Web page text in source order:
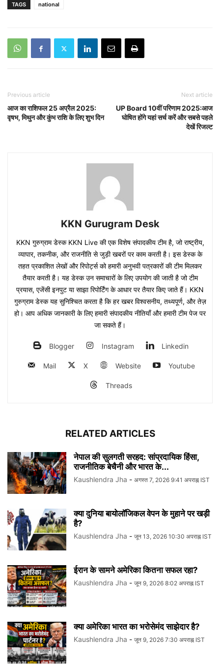
TAGS national
Previous article
आज का राशिफल 25 अप्रैल 2025:
वृषभ, मिथुन और कुंभ राशि के लिए शुभ दिन
Next article
UP Board 10वीं परिणाम 2025:आज
घोषित होंगे यहां सर्च करें और सबसे पहले
देखें रिजल्ट
KKN Gurugram Desk
KKN गुरुग्राम डेस्क KKN Live की एक विशेष संपादकीय टीम है, जो राष्ट्रीय,
व्यापार, तकनीक, और राजनीति से जुड़ी खबरों पर काम करती है। इस डेस्क के
तहत प्रकाशित लेखों और रिपोर्ट्स को हमारी अनुभवी पत्रकारों की टीम मिलकर
तैयार करती है। यह डेस्क उन समाचारों के लिए उपयोग की जाती है जो टीम
प्रयास, एजेंसी इनपुट या साझा रिपोर्टिंग के आधार पर तैयार किए जाते हैं। KKN
गुरुग्राम डेस्क यह सुनिश्चित करता है कि हर खबर विश्वसनीय, तथ्यपूर्ण, और तेज़
हो। आप अधिक जानकारी के लिए हमारी संपादकीय नीतियाँ और हमारी टीम पेज पर
जा सकते हैं।
Blogger Instagram Linkedin
Mail X Website Youtube
Threads
RELATED ARTICLES
नेपाल की सुलगती सरहद: सांप्रदायिक हिंसा,
राजनीतिक बेचैनी और भारत के...
Kaushlendra Jha - अगस्त 7, 2026 9:41 अपराह्न IST
क्या दुनिया बायोलॉजिकल वेपन के मुहाने पर खड़ी
है?
Kaushlendra Jha - जून 13, 2026 10:30 अपराह्न IST
ईरान के सामने अमेरिका कितना सफल रहा?
Kaushlendra Jha - जून 9, 2026 8:02 अपराह्न IST
क्या अमेरिका भारत का भरोसेमंद साझेदार है?
Kaushlendra Jha - जून 9, 2026 7:30 अपराह्न IST